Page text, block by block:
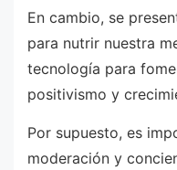
En cambio, se
para nutrir nuestra
tecnología para
positivismo y
Por supuesto, es
moderación y